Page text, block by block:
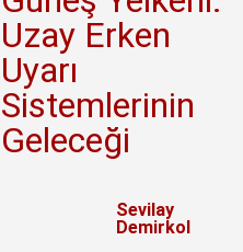
Uzay Erken
Uyarı
Sistemlerinin
Geleceği
Sevilay
Demirkol